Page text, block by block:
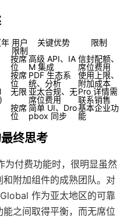
用户
限制
关键优势
限制
按席
位
高级 API、IA
M 集成
信封配额、
席位费用
按席
位
PDF 生态系
统、分析
使用上限、
附加成本
无限 亚太合规、无
席位费用
Pro 详情需
联系销售
按席
位
简单 UI、Dro
pbox 同步
基本企业功
能
终思考
付费功能时，很明显虽然
附加组件的成熟团队。对
作为亚太地区的可靠
之间取得平衡，而无席位